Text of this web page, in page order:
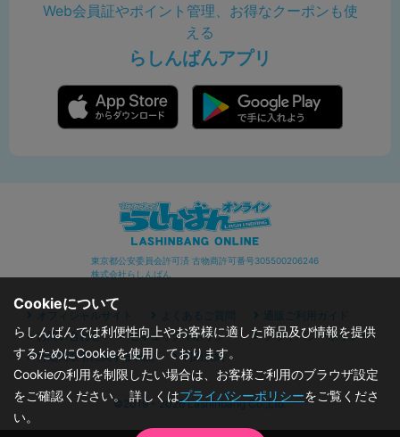
Web会員証やポイント管理、お得なクーポンも使
える
らしんばんアプリ
東京都公安委員会許可済 古物商許可番号305500206246
株式会社らしんばん
オフィシャルサイト よくあるご質問
通販ご利用ガイド
お問い合わせ
セキュリティポリシー
プライバシーポリシー
特定商取引に関する表記
利用規約
©2019 - 2026 Lashinbang Co.,Ltd.
Cookieについて
らしんばんでは利便性向上やお客様に適した商品及び情報を提供
するためにCookieを使用しております。
Cookieの利用を制限したい場合は、お客様ご利用のブラウザ設定
をご確認ください。 詳しくはプライバシーポリシーをご覧くださ
い。